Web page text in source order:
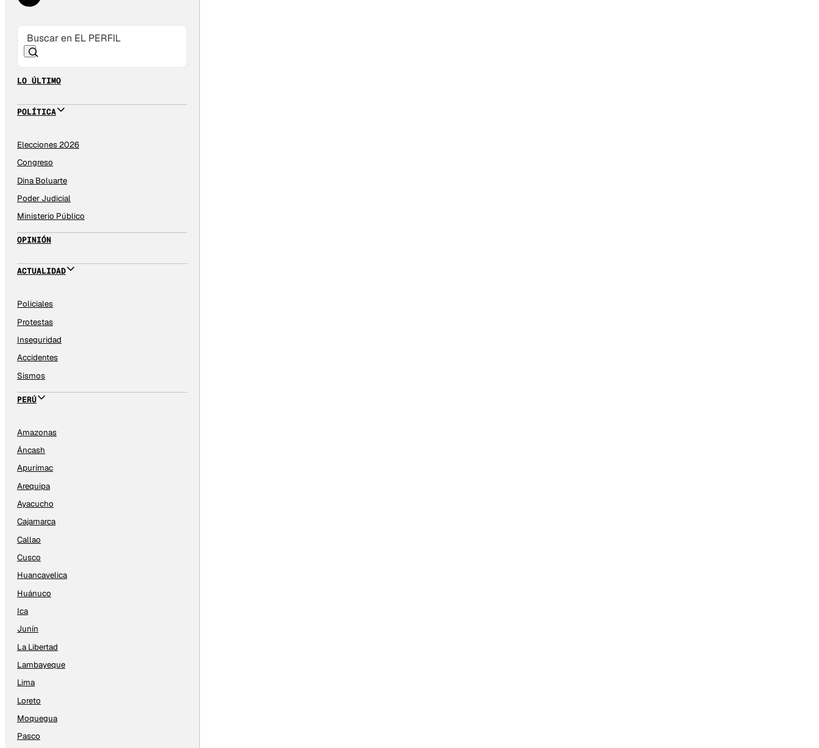
LO ÚLTIMO
POLÍTICA
Elecciones 2026
Congreso
Dina Boluarte
Poder Judicial
Ministerio Público
OPINIÓN
ACTUALIDAD
Policiales
Protestas
Inseguridad
Accidentes
Sismos
PERÚ
Amazonas
Áncash
Apurímac
Arequipa
Ayacucho
Cajamarca
Callao
Cusco
Huancavelica
Huánuco
Ica
Junín
La Libertad
Lambayeque
Lima
Loreto
Moquegua
Pasco